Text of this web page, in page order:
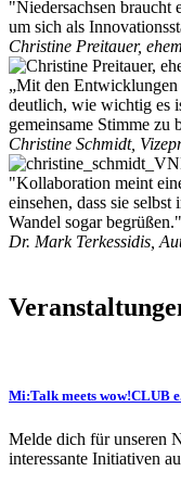
"Niedersachsen
um sich als
Christine Preitauer,
„Mit den
deutlich, wie wichtig es
gemeinsame Stimme zu
Christine Schmidt,
"Kollaboration meint
einsehen, dass sie
Wandel sogar begrüßen."
Dr. Mark Terkessidis,
Mi:Talk meets wow!CLUB
Melde dich für unseren
interessante Initiativen